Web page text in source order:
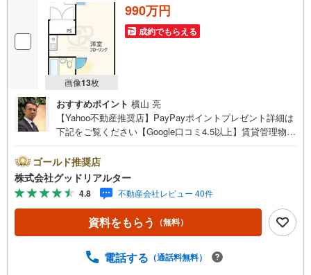
画像13枚
990万円
成約でもらえる
おすすめポイント 横山 亮
【Yahoo不動産推奨店】PayPayポイントプレゼント詳細は
下記をご覧ください【Google口コミ4.5以上】賃貸管理物件
介です。投資用マンションを購入する際、最大のリスクは
空室リスクです。利回りがいくら高かろうとも、空室が続
いてしまえば、絵に描いた餅になってしまいます。弊社で
ご紹介するマンションは、人気エリアのお薦め物件はもち
ろんのこと、エリアのニーズに合った人気のお部屋等、賃
貸営業経験スタッフの培ってきた知識と経験を基に物件を
ての対策はお任せください。掲載されている物件は、弊社
ゴールド推奨店
株式会社グッドリアルター
4.8 不動産会社レビュー 40件
資料をもらう （無料）
電話する （通話料無料）